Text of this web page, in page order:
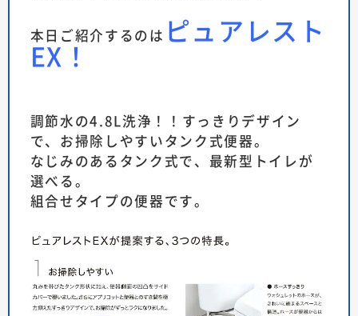
本日ご紹介するのは ピュアレスト
EX ！
調節水の4.8L洗浄！！すっきりデザイン
で、お掃除しやすいタンク式便器。
なじみのあるタンク式で、最新型トイレが
選べる。
組合せタイプの便器です。